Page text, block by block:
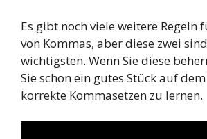
Es gibt noch viele weitere Regeln
von Kommas, aber diese zwei
wichtigsten. Wenn Sie diese
Sie schon ein gutes Stück auf
korrekte Kommasetzen zu lernen.